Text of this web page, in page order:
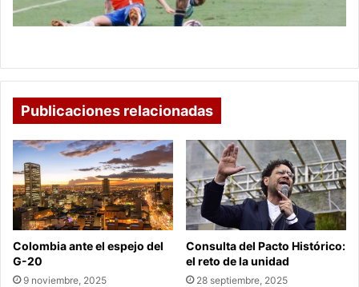
invierno
Publicaciones relacionadas
Colombia ante el espejo del
G-20
9 noviembre, 2025
Consulta del Pacto Histórico:
el reto de la unidad
28 septiembre, 2025